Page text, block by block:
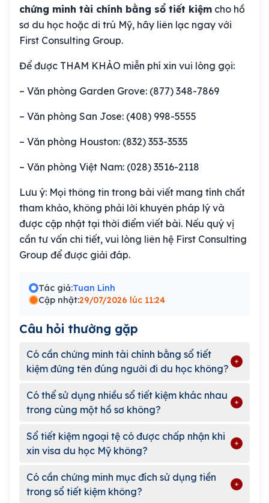
chứng minh tài chính bằng sổ tiết kiệm cho hồ
sơ du học hoặc di trú Mỹ, hãy liên lạc ngay với
First Consulting Group.
Để được THAM KHẢO miễn phí xin vui lòng gọi:
– Văn phòng Garden Grove: (877) 348-7869
– Văn phòng San Jose: (408) 998-5555
– Văn phòng Houston: (832) 353-3535
– Văn phòng Việt Nam: (028) 3516-2118
Lưu ý: Mọi thông tin trong bài viết mang tính chất
tham khảo, không phải lời khuyên pháp lý và
được cập nhật tại thời điểm viết bài. Nếu quý vị
cần tư vấn chi tiết, vui lòng liên hệ First Consulting
Group để được giải đáp.
Tác giả:Tuan Linh
Cập nhật:29/07/2026 lúc 11:24
Câu hỏi thường gặp
Có cần chứng minh tài chính bằng sổ tiết
kiệm đứng tên đúng người đi du học không?
Có thể sử dụng nhiều sổ tiết kiệm khác nhau
trong cùng một hồ sơ không?
Sổ tiết kiệm ngoại tệ có được chấp nhận khi
xin visa du học Mỹ không?
Có cần chứng minh mục đích sử dụng tiền
trong sổ tiết kiệm không?